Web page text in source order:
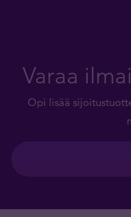
Varaa
Opi lisää